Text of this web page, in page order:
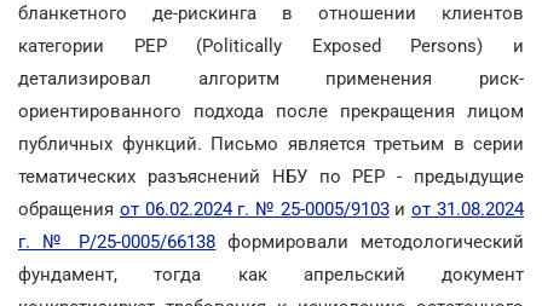
бланкетного де-рискинга в отношении клиентов
категории PEP (Politically Exposed Persons) и
детализировал алгоритм применения риск-
ориентированного подхода после прекращения лицом
публичных функций. Письмо является третьим в серии
тематических разъяснений НБУ по РЕР - предыдущие
обращения от 06.02.2024 г. № 25-0005/9103иот 31.08.2024
г. № Р/25-0005/66138 формировали методологический
фундамент, тогда как апрельский документ